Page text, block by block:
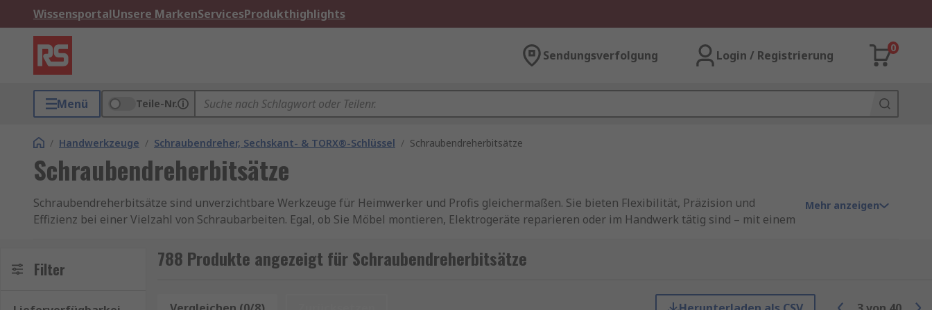
WissensportalUnsere MarkenServicesProdukthighlights
Sendungsverfolgung Login / Registrierung
0
Menü Teile-Nr.
/ Handwerkzeuge / Schraubendreher, Sechskant- & TORX®-Schlüssel / Schraubendreherbitsätze
Schraubendreherbitsätze
Schraubendreherbitsätze sind unverzichtbare Werkzeuge für Heimwerker und Profis gleichermaßen. Sie bieten Flexibilität, Präzision und
Effizienz bei einer Vielzahl von Schraubarbeiten. Egal, ob Sie Möbel montieren, Elektrogeräte reparieren oder im Handwerk tätig sind – mit einem
Ein Schraubendreherbitsatz besteht aus einer Sammlung verschiedener Schraubendreherbits, die in Kombination mit einem
unterschiedliche Schraubenköpfe entwickelt wurden. Dank ihrer kompakten Bauweise lassen sich Schraubendreherbitsätze leicht
Mehr anzeigen
Filter 788 Produkte angezeigt für Schraubendreherbitsätze